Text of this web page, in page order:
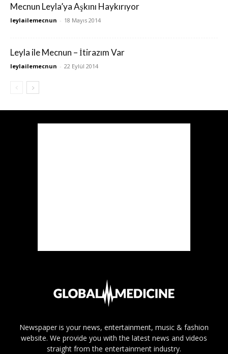
Mecnun Leyla’ya Aşkını Haykırıyor
leylailemecnun - 18 Mayıs 2014
Leyla ile Mecnun – İtirazım Var
leylailemecnun - 22 Eylül 2014
Newspaper is your news, entertainment, music & fashion
website. We provide you with the latest news and videos
straight from the entertainment industry.